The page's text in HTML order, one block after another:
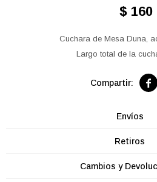
$ 160
Cuchara de Mesa Duna,
Largo total de la

Envíos
Retiros
Cambios y